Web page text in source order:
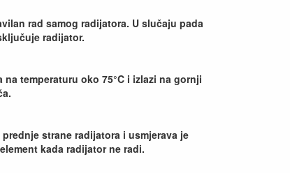
rad samog radijatora. U slučaju pada
radijator.
temperaturu oko 75°C i izlazi na gornji
strane radijatora i usmjerava je
kada radijator ne radi.